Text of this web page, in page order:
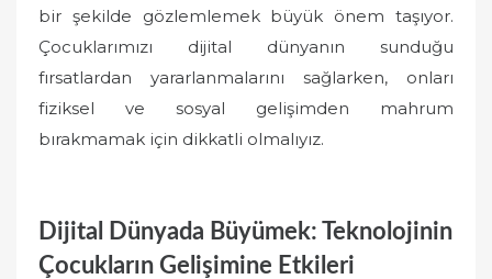
bir şekilde gözlemlemek büyük önem taşıyor.
Çocuklarımızı dijital dünyanın sunduğu
fırsatlardan yararlanmalarını sağlarken, onları
fiziksel ve sosyal gelişimden mahrum
bırakmamak için dikkatli olmalıyız.
Dijital Dünyada Büyümek: Teknolojinin
Çocukların Gelişimine Etkileri